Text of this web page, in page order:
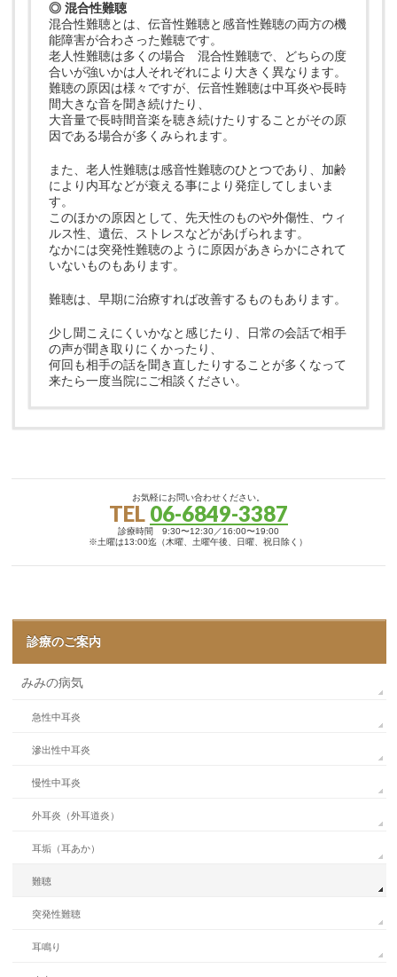
◎ 混合性難聴
混合性難聴とは、伝音性難聴と感音性難聴の両方の機
能障害が合わさった難聴です。
老人性難聴は多くの場合 混合性難聴で、どちらの度
合いが強いかは人それぞれにより大きく異なります。
難聴の原因は様々ですが、伝音性難聴は中耳炎や長時
間大きな音を聞き続けたり、
大音量で長時間音楽を聴き続けたりすることがその原
因である場合が多くみられます。
また、老人性難聴は感音性難聴のひとつであり、加齢
により内耳などが衰える事により発症してしまいま
す。
このほかの原因として、先天性のものや外傷性、ウィ
ルス性、遺伝、ストレスなどがあげられます。
なかには突発性難聴のように原因があきらかにされて
いないものもあります。
難聴は、早期に治療すれば改善するものもあります。
少し聞こえにくいかなと感じたり、日常の会話で相手
の声が聞き取りにくかったり、
何回も相手の話を聞き直したりすることが多くなって
来たら一度当院にご相談ください。
お気軽にお問い合わせください。
TEL 06-6849-3387
診療時間 9:30〜12:30／16:00〜19:00
※土曜は13:00迄（木曜、土曜午後、日曜、祝日除く）
診療のご案内
みみの病気
急性中耳炎
滲出性中耳炎
慢性中耳炎
外耳炎（外耳道炎）
耳垢（耳あか）
難聴
突発性難聴
耳鳴り